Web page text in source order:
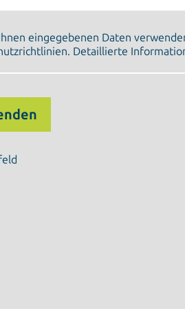
eingegebenen Daten
Detaillierte